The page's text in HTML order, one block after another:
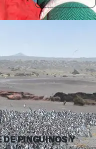
PINGUINOS Y